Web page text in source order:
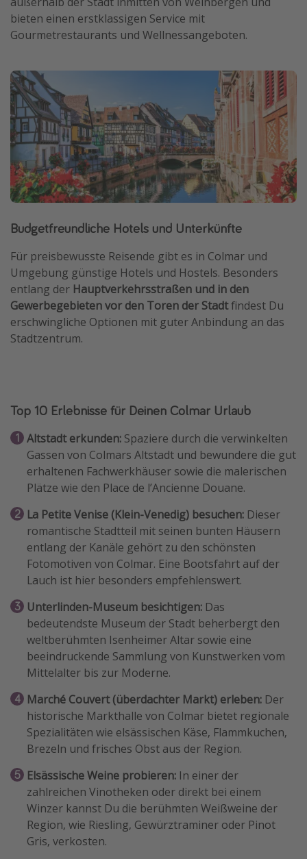
bieten einen erstklassigen Service mit
Gourmetrestaurants und Wellnessangeboten.
Budgetfreundliche Hotels und Unterkünfte
Für preisbewusste Reisende gibt es in Colmar und
Umgebung günstige Hotels und Hostels. Besonders
entlang der Hauptverkehrsstraßen und in den
Gewerbegebieten vor den Toren der Stadtfindest Du
erschwingliche Optionen mit guter Anbindung an das
Stadtzentrum.
Top 10 Erlebnisse für Deinen Colmar Urlaub
Altstadt erkunden: Spaziere durch die verwinkelten
Gassen von Colmars Altstadt und bewundere die gut
erhaltenen Fachwerkhäuser sowie die malerischen
Plätze wie den Place de l’Ancienne Douane.
La Petite Venise (Klein-Venedig) besuchen: Dieser
romantische Stadtteil mit seinen bunten Häusern
entlang der Kanäle gehört zu den schönsten
Fotomotiven von Colmar. Eine Bootsfahrt auf der
Lauch ist hier besonders empfehlenswert.
Unterlinden-Museum besichtigen: Das
bedeutendste Museum der Stadt beherbergt den
weltberühmten Isenheimer Altar sowie eine
beeindruckende Sammlung von Kunstwerken vom
Mittelalter bis zur Moderne.
Marché Couvert (überdachter Markt) erleben: Der
historische Markthalle von Colmar bietet regionale
Spezialitäten wie elsässischen Käse, Flammkuchen,
Brezeln und frisches Obst aus der Region.
Elsässische Weine probieren: In einer der
zahlreichen Vinotheken oder direkt bei einem
Winzer kannst Du die berühmten Weißweine der
Region, wie Riesling, Gewürztraminer oder Pinot
Gris, verkosten.